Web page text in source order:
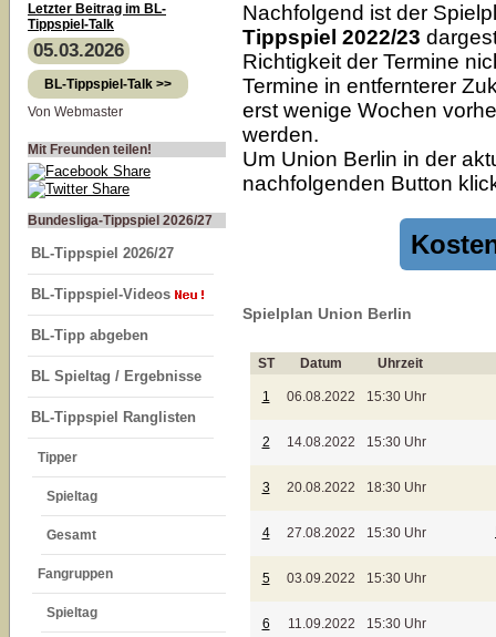
Letzter Beitrag im BL-
Tippspiel-Talk
05.03.2026
BL-Tippspiel-Talk >>
Von Webmaster
Mit Freunden teilen!
Bundesliga-Tippspiel 2026/27
BL-Tippspiel 2026/27
BL-Tippspiel-Videos
BL-Tipp abgeben
BL Spieltag / Ergebnisse
BL-Tippspiel Ranglisten
Tipper
Spieltag
Gesamt
Fangruppen
Spieltag
Nachfolgend ist der
Tippspiel 2022/23
Richtigkeit der Termine
Termine in entfernterer
erst wenige Wochen
werden.
Um Union Berlin in der
nachfolgenden Button
Spielplan Union Berlin
ST Datum Uhrzeit
1 06.08.2022 15:30 Uhr
2 14.08.2022 15:30 Uhr
3 20.08.2022 18:30 Uhr
4 27.08.2022 15:30 Uhr
5 03.09.2022 15:30 Uhr
6 11.09.2022 15:30 Uhr